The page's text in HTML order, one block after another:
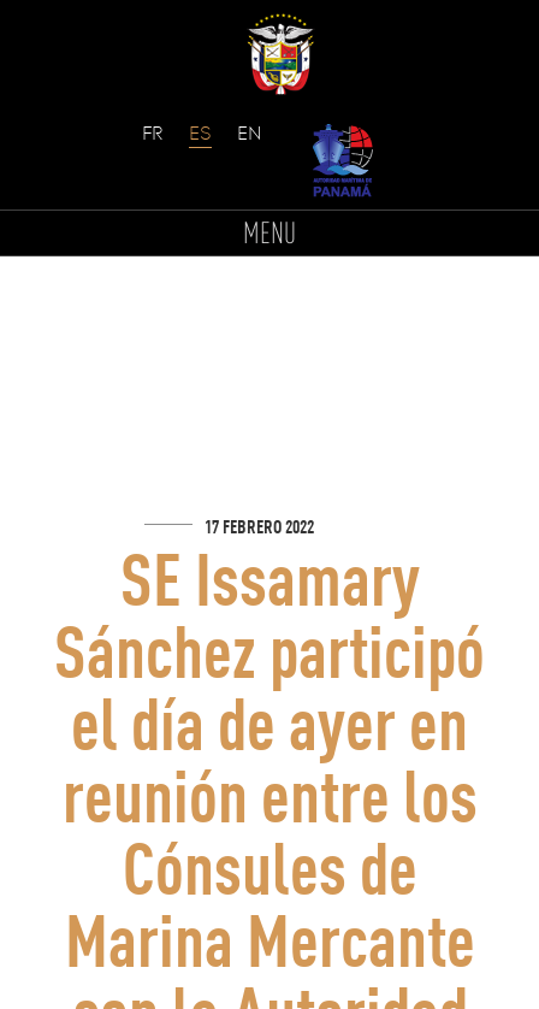
content
MENU
SE Issamary
Sánchez participó
el día de ayer en
reunión entre los
Cónsules de
Marina Mercante
17 FEBRERO 2022